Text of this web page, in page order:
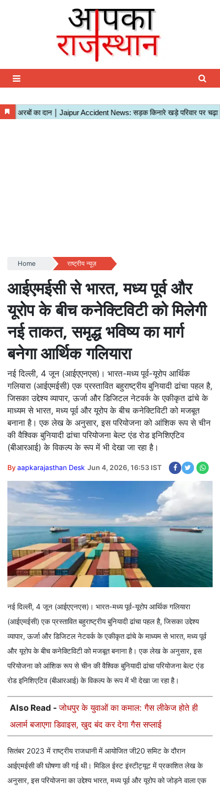
Home राष्ट्रीय न्यूज़
आईएमईसी से भारत, मध्य पूर्व और
यूरोप के बीच कनेक्टिविटी को मिलेगी
नई ताकत, समृद्ध भविष्य का मार्ग
बनेगा आर्थिक गलियारा
नई दिल्ली, 4 जून (आईएएनएस)। भारत-मध्य पूर्व-यूरोप आर्थिक
गलियारा (आईएमईसी) एक प्रस्तावित बहुराष्ट्रीय बुनियादी ढांचा पहल है,
जिसका उद्देश्य व्यापार, ऊर्जा और डिजिटल नेटवर्क के एकीकृत ढांचे के
माध्यम से भारत, मध्य पूर्व और यूरोप के बीच कनेक्टिविटी को मजबूत
बनाना है। एक लेख के अनुसार, इस परियोजना को आंशिक रूप से चीन
की वैश्विक बुनियादी ढांचा परियोजना बेल्ट एंड रोड इनिशिएटिव
(बीआरआई) के विकल्प के रूप में भी देखा जा रहा है।
Byaapkarajasthan Desk Jun 4, 2026, 16:53 IST
नई दिल्ली, 4 जून (आईएएनएस)। भारत-मध्य पूर्व-यूरोप आर्थिक गलियारा
(आईएमईसी) एक प्रस्तावित बहुराष्ट्रीय बुनियादी ढांचा पहल है, जिसका उद्देश्य
व्यापार, ऊर्जा और डिजिटल नेटवर्क के एकीकृत ढांचे के माध्यम से भारत, मध्य पूर्व
और यूरोप के बीच कनेक्टिविटी को मजबूत बनाना है। एक लेख के अनुसार, इस
परियोजना को आंशिक रूप से चीन की वैश्विक बुनियादी ढांचा परियोजना बेल्ट एंड
रोड इनिशिएटिव (बीआरआई) के विकल्प के रूप में भी देखा जा रहा है।
Also Read -जोधपुर के युवाओं का कमाल: गैस लीकेज होते ही
अलार्म बजाएगा डिवाइस, खुद बंद कर देगा गैस सप्लाई
सितंबर 2023 में राष्ट्रीय राजधानी में आयोजित जी20 समिट के दौरान
आईएमईसी की घोषणा की गई थी। मिडिल ईस्ट इंस्टीट्यूट में प्रकाशित लेख के
अनुसार, इस परियोजना का उद्देश्य भारत, मध्य पूर्व और यूरोप को जोड़ने वाला एक